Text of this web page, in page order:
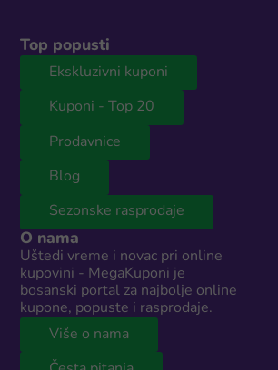
Top popusti
Ekskluzivni kuponi
Kuponi - Top 20
Prodavnice
Blog
Sezonske rasprodaje
O nama
Uštedi vreme i novac pri online
kupovini - MegaKuponi je
bosanski portal za najbolje online
kupone, popuste i rasprodaje.
Više o nama